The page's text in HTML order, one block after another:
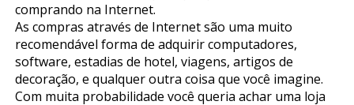
comprando na Internet.
As compras através de Internet são uma muito
recomendável forma de adquirir computadores,
software, estadias de hotel, viagens, artigos de
decoração, e qualquer outra coisa que você imagine.
Com muita probabilidade você queria achar uma loja